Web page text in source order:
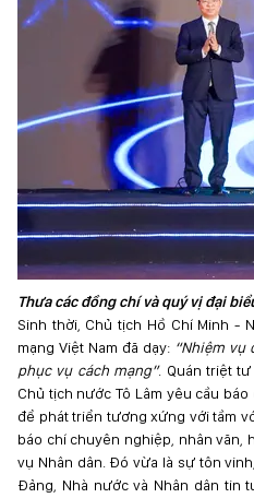
Thưa các đồng chí và quý vị đại
Sinh thời, Chủ tịch Hồ Chí Minh -
mạng Việt Nam đã dạy: “Nhiệm vụ
phục vụ cách mạng”. Quán triệt
Chủ tịch nước Tô Lâm yêu cầu
để phát triển tương xứng với tầm
báo chí chuyên nghiệp, nhân văn,
vụ Nhân dân. Đó vừa là sự tôn
Đảng, Nhà nước và Nhân dân tin